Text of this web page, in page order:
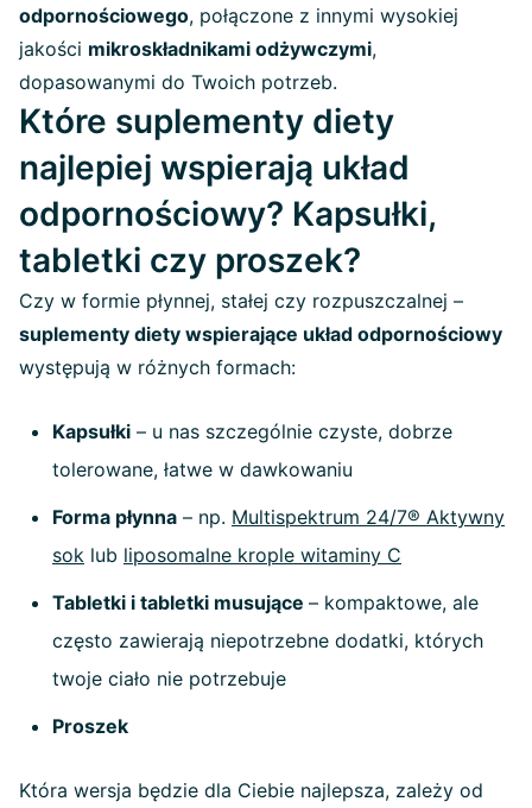
odpornościowego, połączone z innymi wysokiej
jakości mikroskładnikami odżywczymi,
dopasowanymi do Twoich potrzeb.
Które suplementy diety
najlepiej wspierają układ
odpornościowy? Kapsułki,
tabletki czy proszek?
Czy w formie płynnej, stałej czy rozpuszczalnej –
suplementy diety wspierające układ odpornościowy
występują w różnych formach:
Kapsułki – u nas szczególnie czyste, dobrze
tolerowane, łatwe w dawkowaniu
Forma płynna – np. Multispektrum 24/7® Aktywny
sok lub liposomalne krople witaminy C
Tabletki i tabletki musujące – kompaktowe, ale
często zawierają niepotrzebne dodatki, których
twoje ciało nie potrzebuje
Proszek
Która wersja będzie dla Ciebie najlepsza, zależy od